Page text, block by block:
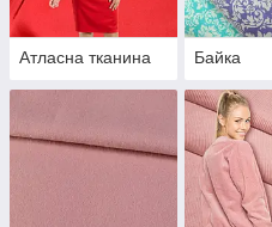
Атласна тканина Байка